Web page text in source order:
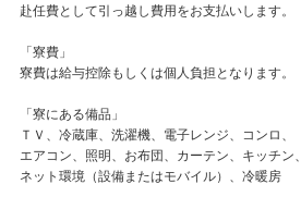
赴任費として引っ越し費用をお支払いします。
「寮費」
寮費は給与控除もしくは個人負担となります。
「寮にある備品」
ＴＶ、冷蔵庫、洗濯機、電子レンジ、コンロ、
エアコン、照明、お布団、カーテン、キッチン、
ネット環境（設備またはモバイル）、冷暖房